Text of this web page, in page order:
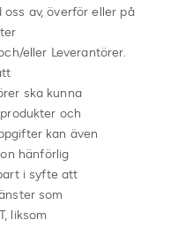
av, överför eller på
eller Leverantörer.
ska kunna
och
kan även
hänförlig
i syfte att
som
liksom